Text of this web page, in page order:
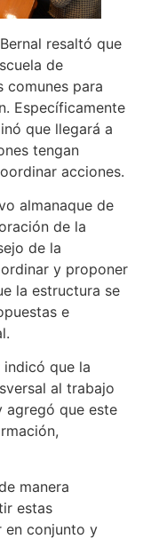
resaltó que
de
comunes para
Específicamente
que llegará a
tengan
acciones.
almanaque de
de la
de la
y proponer
la estructura se
e
indicó que la
al trabajo
agregó que este
manera
estas
en conjunto y